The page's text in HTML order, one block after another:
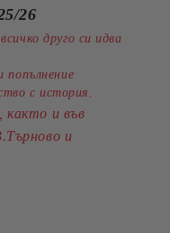
26
друго си идва
попълнение
с история.
както и във
и